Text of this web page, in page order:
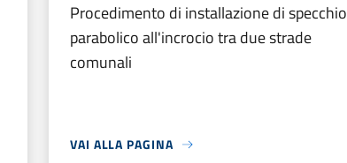
Procedimento di installazione di specchio
parabolico all'incrocio tra due strade
comunali
VAI ALLA PAGINA